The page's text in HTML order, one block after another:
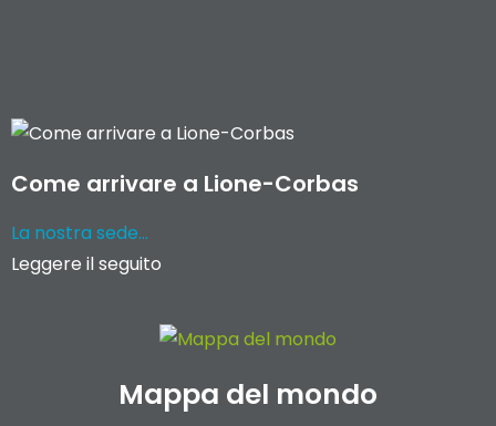
Come arrivare a Lione-Corbas
La nostra sede...
Leggere il seguito
Mappa del mondo